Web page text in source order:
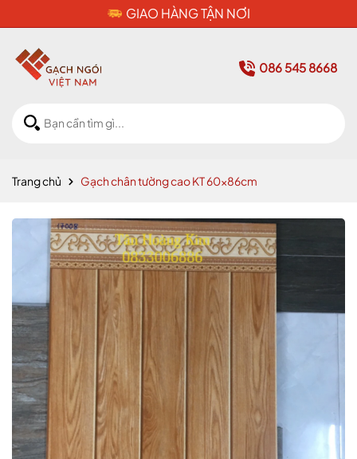
CAM KẾT HÀNG CHÍNH HÃNG
086 545 8668
Trang chủ Gạch chân tường cao KT 60x86cm
Mã giảm giá:
Ngày hết hạn: